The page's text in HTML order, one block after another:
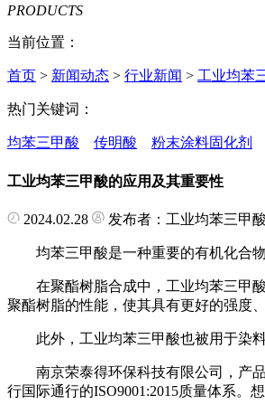
PRODUCTS
当前位置：
首页 > 新闻动态 > 行业新闻 > 工业均苯
热门关键词：
均苯三甲酸 传明酸 粉末涂料固化剂
工业均苯三甲酸的应用及其重要性
2024.02.28 发布者：工业均苯三甲酸
均苯三甲酸是一种重要的有机化合物
在聚酯树脂合成中，工业均苯三甲酸
聚酯树脂的性能，使其具有更好的强度
此外，工业均苯三甲酸也被用于染料
南京荣泰得环保科技有限公司，产品
行国际通行的ISO9001:2015质量体系。